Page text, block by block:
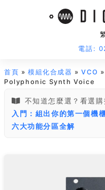
電話:
首頁 »模組化合成器 »VCO
Polyphonic Synth Voice
不知道怎麼選？看選購
入門：組出你的第一個機
六大功能分區全解